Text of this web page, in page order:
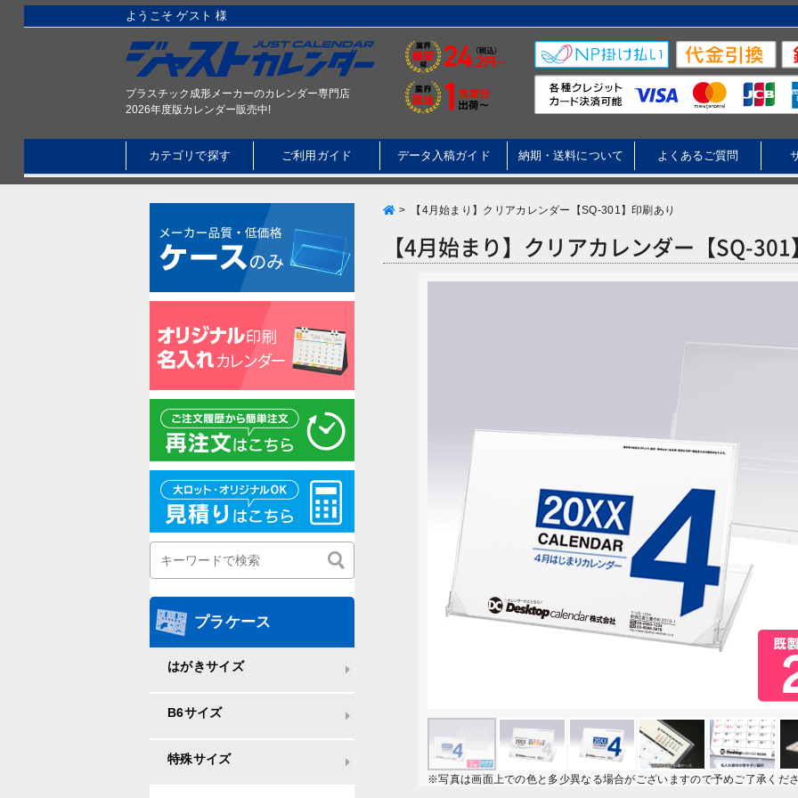
ようこそ ゲスト 様
プラスチック成形メーカーのカレンダー専門店
2026年度版カレンダー販売中!
カテゴリで探す ご利用ガイド データ入稿ガイド 納期・送料について よくあるご質問
プラケース
はがきサイズ
B6サイズ
特殊サイズ
> 【4月始まり】クリアカレンダー【SQ-301】印刷あり
【4月始まり】クリアカレンダー【SQ-
※写真は画面上での色と多少異なる場合がございますので予めご了承くだ